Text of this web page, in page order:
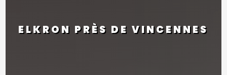
ELKRON PRÈS DE VINCENNES